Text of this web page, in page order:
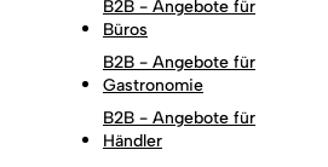
B2B - Angebote für
Büros
B2B - Angebote für
Gastronomie
B2B - Angebote für
Händler